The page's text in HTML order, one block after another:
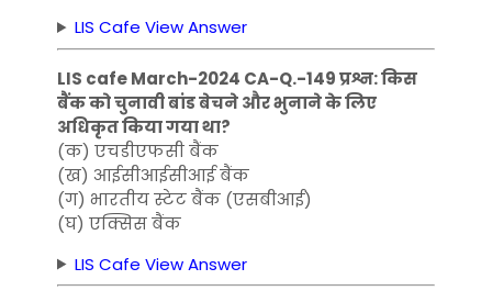
LIS Cafe View Answer
LIS cafe March-2024 CA-Q.-149 प्रश्न: किस
बैंक को चुनावी बांड बेचने और भुनाने के लिए
अधिकृत किया गया था?
(क) एचडीएफसी बैंक
(ख) आईसीआईसीआई बैंक
(ग) भारतीय स्टेट बैंक (एसबीआई)
(घ) एक्सिस बैंक
LIS Cafe View Answer